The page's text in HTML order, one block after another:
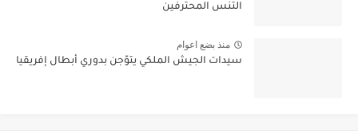
التنس المحترفين
منذ بضع اعوام
سيدات الجيش الملكي يتوّجن بدوري أبطال إفريقيا